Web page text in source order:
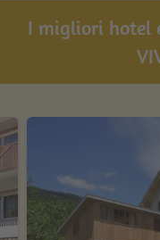
I migliori hotel